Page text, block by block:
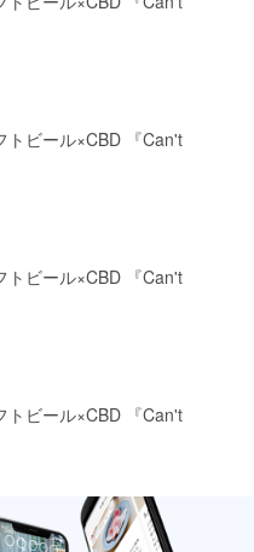
トビール×CBD 『Can't
トビール×CBD 『Can't
トビール×CBD 『Can't